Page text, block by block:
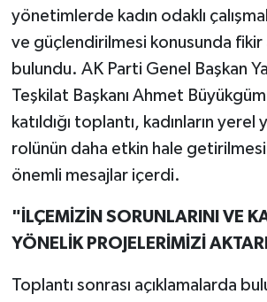
yönetimlerde kadın odaklı
ve güçlendirilmesi konusunda fikir
bulundu. AK Parti Genel Başkan
Teşkilat Başkanı Ahmet
katıldığı toplantı, kadınların
rolünün daha etkin hale
önemli mesajlar içerdi.
"İLÇEMİZİN SORUNLARINI VE
YÖNELİK PROJELERİMİZİ
Toplantı sonrası açıklamalarda